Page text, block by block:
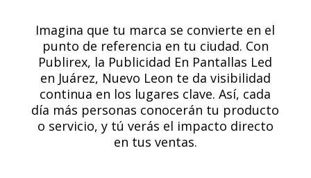
Imagina que tu marca se convierte en el
punto de referencia en tu ciudad. Con
Publirex, la Publicidad En Pantallas Led
en Juárez, Nuevo Leon te da visibilidad
continua en los lugares clave. Así, cada
día más personas conocerán tu producto
o servicio, y tú verás el impacto directo
en tus ventas.